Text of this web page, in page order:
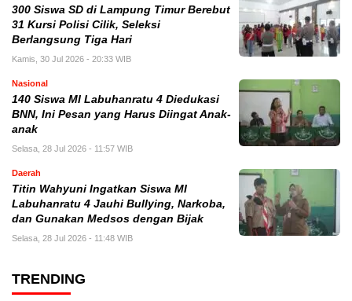
300 Siswa SD di Lampung Timur Berebut
31 Kursi Polisi Cilik, Seleksi
Berlangsung Tiga Hari
Kamis, 30 Jul 2026 - 20:33 WIB
Nasional
140 Siswa MI Labuhanratu 4 Diedukasi
BNN, Ini Pesan yang Harus Diingat Anak-
anak
Selasa, 28 Jul 2026 - 11:57 WIB
Daerah
Titin Wahyuni Ingatkan Siswa MI
Labuhanratu 4 Jauhi Bullying, Narkoba,
dan Gunakan Medsos dengan Bijak
Selasa, 28 Jul 2026 - 11:48 WIB
TRENDING